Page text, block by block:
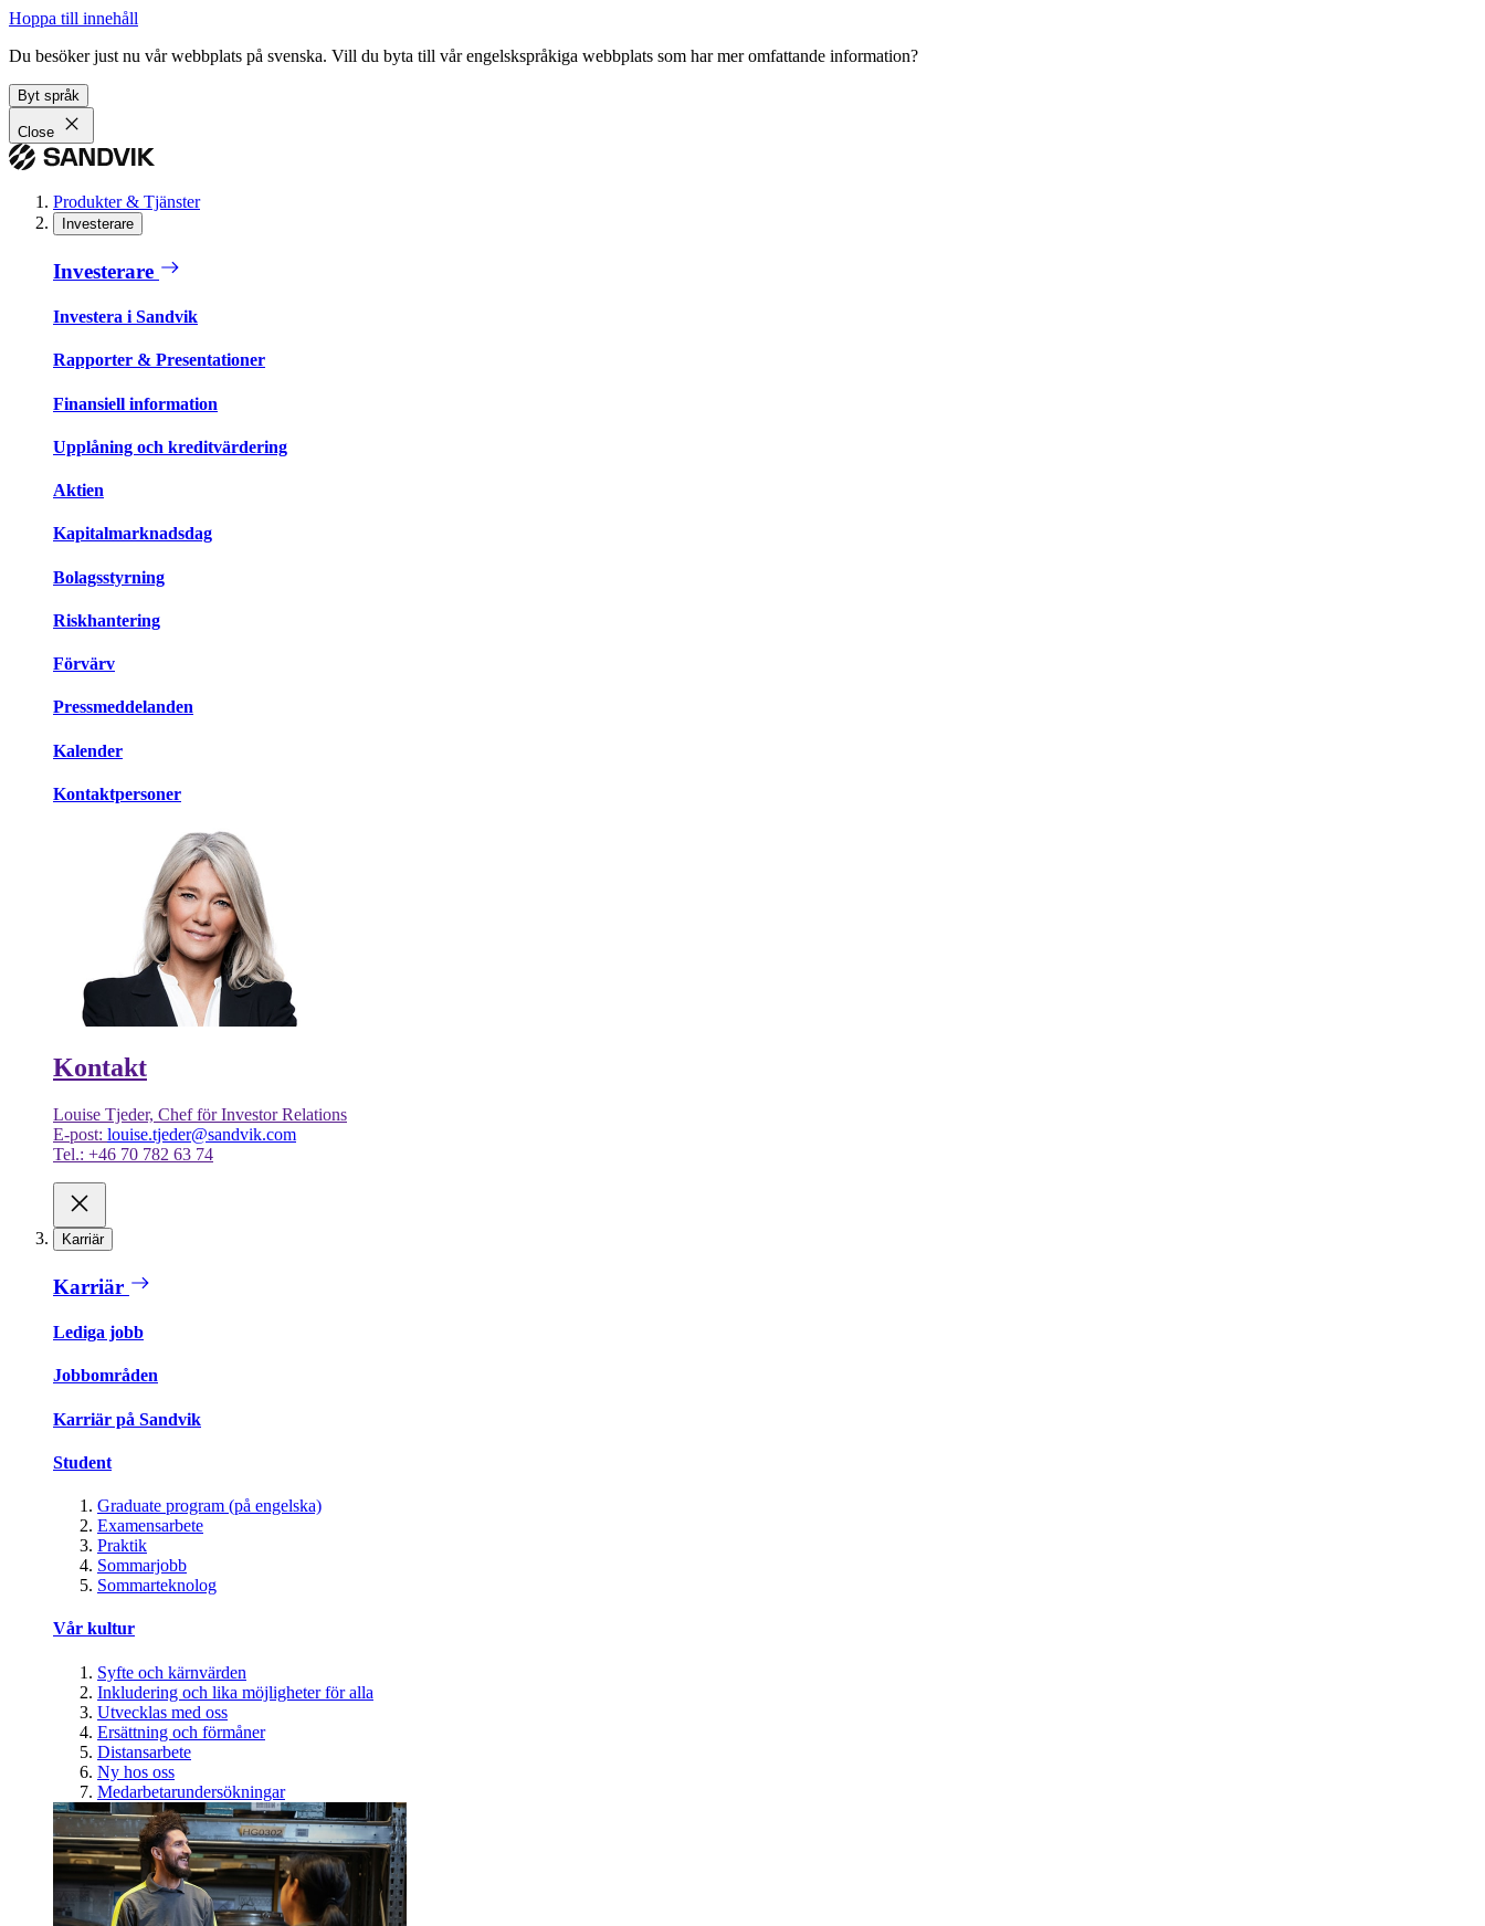
Hoppa till innehåll
Du besöker just nu vår webbplats på svenska. Vill du byta till vår engelskspråkiga webbplats som har mer omfattande information?
Byt språk
Close
Produkter & Tjänster
Investerare
Investerare
Investera i Sandvik
Rapporter & Presentationer
Finansiell information
Upplåning och kreditvärdering
Aktien
Kapitalmarknadsdag
Bolagsstyrning
Riskhantering
Förvärv
Pressmeddelanden
Kalender
Kontaktpersoner
Kontakt
Louise Tjeder, Chef för Investor Relations
E-post: louise.tjeder@sandvik.com
Tel.: +46 70 782 63 74
Karriär
Karriär
Lediga jobb
Jobbområden
Karriär på Sandvik
Student
Graduate program (på engelska)
Examensarbete
Praktik
Sommarjobb
Sommarteknolog
Vår kultur
Syfte och kärnvärden
Inkludering och lika möjligheter för alla
Utvecklas med oss
Ersättning och förmåner
Distansarbete
Ny hos oss
Medarbetarundersökningar